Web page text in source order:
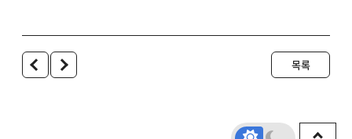
목록